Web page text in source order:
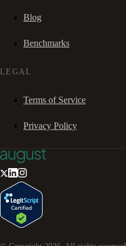
Blog
Benchmarks
LEGAL
Terms of Service
Privacy Policy